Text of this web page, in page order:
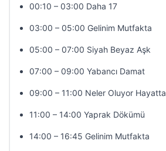
00:10 – 03:00 Daha 17
03:00 – 05:00 Gelinim Mutfakta
05:00 – 07:00 Siyah Beyaz Aşk
07:00 – 09:00 Yabancı Damat
09:00 – 11:00 Neler Oluyor Hayatta
11:00 – 14:00 Yaprak Dökümü
14:00 – 16:45 Gelinim Mutfakta